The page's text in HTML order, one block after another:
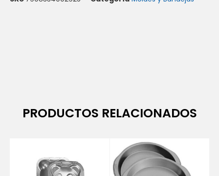
PRODUCTOS RELACIONADOS